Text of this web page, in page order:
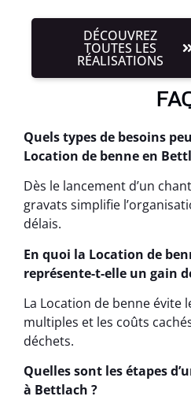
DÉCOUVREZ
TOUTES LES
RÉALISATIONS
Quels types de besoins
Location de benne en
Dès le lancement d’un
gravats simplifie
délais.
En quoi la Location de
représente-t-elle un gain
La Location de benne évite
multiples et les coûts
déchets.
Quelles sont les étapes
à Bettlach ?